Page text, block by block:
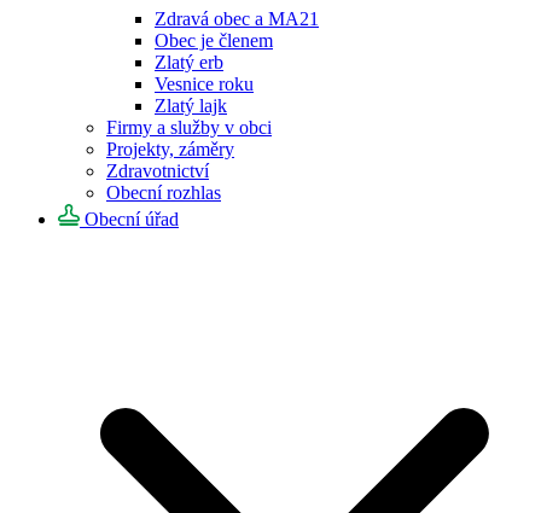
Zdravá obec a MA21
Obec je členem
Zlatý erb
Vesnice roku
Zlatý lajk
Firmy a služby v obci
Projekty, záměry
Zdravotnictví
Obecní rozhlas
Obecní úřad